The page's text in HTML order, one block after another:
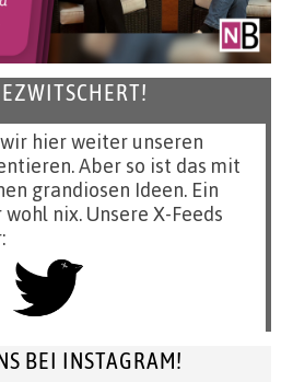
hier weiter unseren
Aber so ist das mit
grandiosen Ideen. Ein
nix. Unsere X-Feeds
BEI INSTAGRAM!